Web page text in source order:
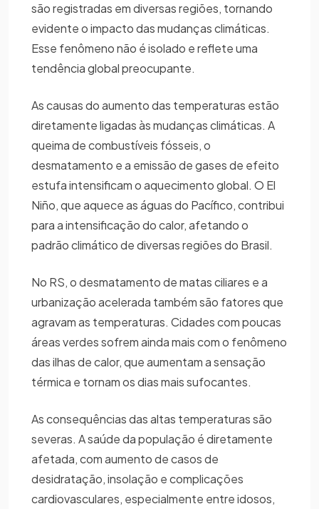
são registradas em diversas regiões, tornando
evidente o impacto das mudanças climáticas.
Esse fenômeno não é isolado e reflete uma
tendência global preocupante.
As causas do aumento das temperaturas estão
diretamente ligadas às mudanças climáticas. A
queima de combustíveis fósseis, o
desmatamento e a emissão de gases de efeito
estufa intensificam o aquecimento global. O El
Niño, que aquece as águas do Pacífico, contribui
para a intensificação do calor, afetando o
padrão climático de diversas regiões do Brasil.
No RS, o desmatamento de matas ciliares e a
urbanização acelerada também são fatores que
agravam as temperaturas. Cidades com poucas
áreas verdes sofrem ainda mais com o fenômeno
das ilhas de calor, que aumentam a sensação
térmica e tornam os dias mais sufocantes.
As consequências das altas temperaturas são
severas. A saúde da população é diretamente
afetada, com aumento de casos de
desidratação, insolação e complicações
cardiovasculares, especialmente entre idosos,